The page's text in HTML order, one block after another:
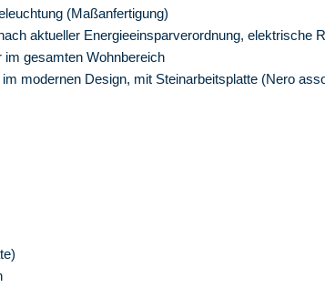
(Maßanfertigung)
aktueller Energieeinsparverordnung, elektrische
gesamten Wohnbereich
modernen Design, mit Steinarbeitsplatte (Nero